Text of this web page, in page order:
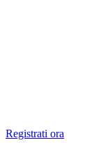
Registrati ora